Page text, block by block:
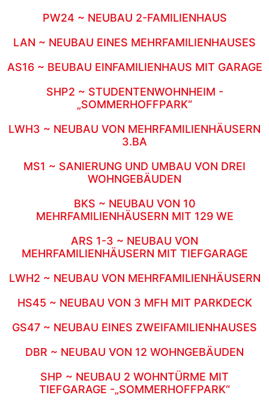
PW24 ~ NEUBAU 2-FAMILIENHAUS
LAN ~ NEUBAU EINES MEHRFAMILIENHAUSES
AS16 ~ BEUBAU EINFAMILIENHAUS MIT GARAGE
SHP2 ~ STUDENTENWOHNHEIM -
„SOMMERHOFFPARK“
LWH3 ~ NEUBAU VON MEHRFAMILIENHÄUSERN
3.BA
MS1 ~ SANIERUNG UND UMBAU VON DREI
WOHNGEBÄUDEN
BKS ~ NEUBAU VON 10
MEHRFAMILIENHÄUSERN MIT 129 WE
ARS 1-3 ~ NEUBAU VON
MEHRFAMILIENHÄUSERN MIT TIEFGARAGE
LWH2 ~ NEUBAU VON MEHRFAMILIENHÄUSERN
HS45 ~ NEUBAU VON 3 MFH MIT PARKDECK
GS47 ~ NEUBAU EINES ZWEIFAMILIENHAUSES
DBR ~ NEUBAU VON 12 WOHNGEBÄUDEN
SHP ~ NEUBAU 2 WOHNTÜRME MIT
TIEFGARAGE -„SOMMERHOFFPARK“